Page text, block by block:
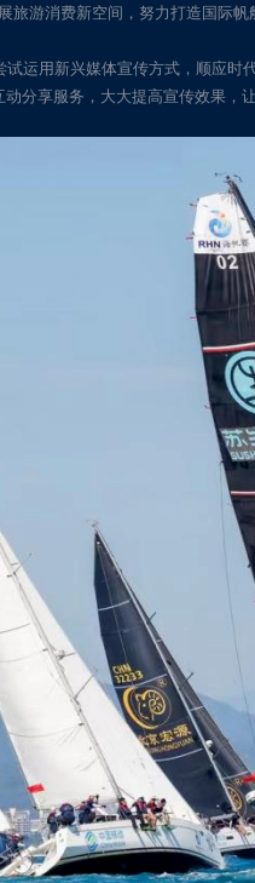
游消费新空间，努力打造国际帆
运用新兴媒体宣传方式，顺应
分享服务，大大提高宣传效果，